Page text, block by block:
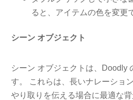
ると、アイテムの色を変更
シーン オブジェクト
シーン オブジェクトは、Doodly
す。 これらは、長いナレーショ
やり取りを伝える場合に最適な